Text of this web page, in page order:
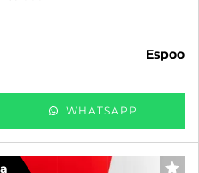
espoo
WHATSAPP